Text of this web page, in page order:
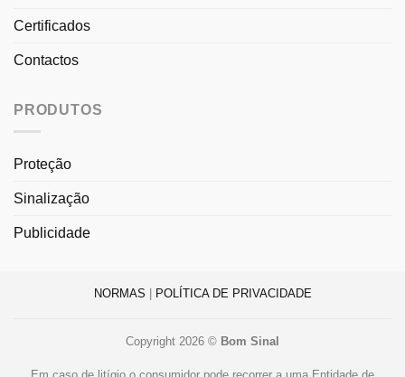
Certificados
Contactos
PRODUTOS
Proteção
Sinalização
Publicidade
NORMAS POLÍTICA DE PRIVACIDADE
Copyright 2026 © Bom Sinal